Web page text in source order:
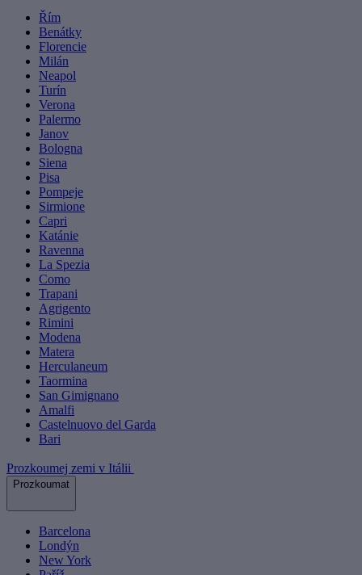
Řím
Benátky
Florencie
Milán
Neapol
Turín
Verona
Palermo
Janov
Bologna
Siena
Pisa
Pompeje
Sirmione
Capri
Katánie
Ravenna
La Spezia
Como
Trapani
Agrigento
Rimini
Modena
Matera
Herculaneum
Taormina
San Gimignano
Amalfi
Castelnuovo del Garda
Bari
Prozkoumej zemi v Itálii
Prozkoumat
Barcelona
Londýn
New York